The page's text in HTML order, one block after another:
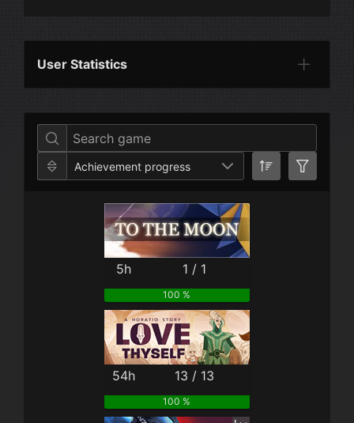
User Statistics
Per Year Last Year Last Month Per
Achievement progress
5h 1 / 1
100 %
54h 13 / 13
100 %